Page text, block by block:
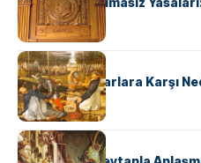
Hukuk Kodu
KÜLTÜR
Avrupalı ​​Katharlara Karşı
KÜLTÜR